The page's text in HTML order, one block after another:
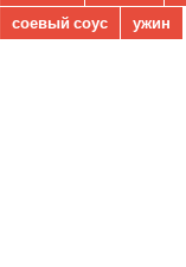
соевый соус
ужин